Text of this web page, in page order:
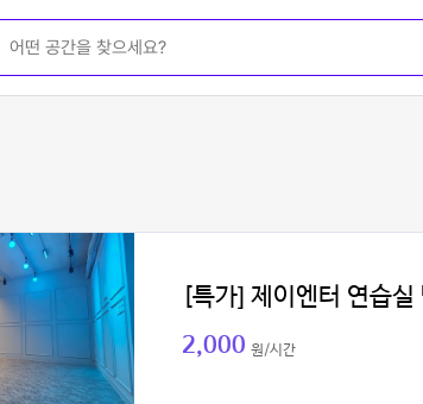
[특가] 제이엔터 연습실
2,000 원/시간